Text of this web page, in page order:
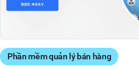
Phần mềm quản lý bán hàng